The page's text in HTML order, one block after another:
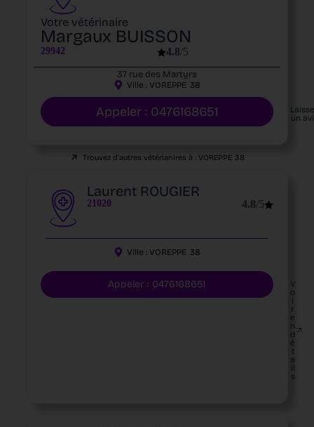
Votre vétérinaire
Margaux BUISSON
29942 4.8/5
37 rue des Martyrs
Ville : VOREPPE 38
Appeler : 0476168651
un
Trouvez d'autres vétérianires à : VOREPPE 38
Laurent ROUGIER
21020 4.8/5
Ville : VOREPPE 38
Appeler : 0476168651
V
o
i
r
e
n
d
é
t
a
il
s